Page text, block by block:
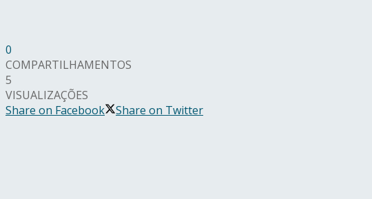
0
COMPARTILHAMENTOS
5
VISUALIZAÇÕES
Share on Facebook
Share on Twitter